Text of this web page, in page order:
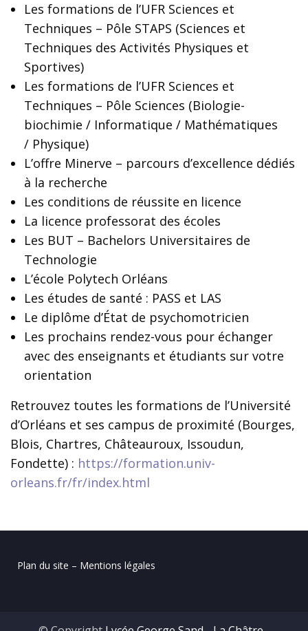
Les formations de l’UFR Sciences et
Techniques – Pôle STAPS (Sciences et
Techniques des Activités Physiques et
Sportives)
Les formations de l’UFR Sciences et
Techniques – Pôle Sciences (Biologie-
biochimie / Informatique / Mathématiques
/ Physique)
L’offre Minerve – parcours d’excellence dédiés
à la recherche
Les conditions de réussite en licence
La licence professorat des écoles
Les BUT – Bachelors Universitaires de
Technologie
L’école Polytech Orléans
Les études de santé : PASS et LAS
Le diplôme d’État de psychomotricien
Les prochains rendez-vous pour échanger
avec des enseignants et étudiants sur votre
orientation
Retrouvez toutes les formations de l’Université
d’Orléans et ses campus de proximité (Bourges,
Blois, Chartres, Châteauroux, Issoudun,
Fondette) : https://formation.univ-
orleans.fr/fr/index.html
Plan du site – Mentions légales